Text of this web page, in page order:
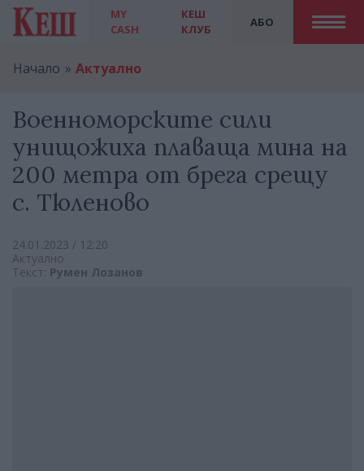
MY
CASH
АБО
КЕШ
КЛУБ
Начало Актуално
Военноморските сили
унищожиха плаваща мина на
200 метра от брега срещу
с. Тюленово
24.01.2023 / 12:20
Актуално
Текст: Румен Лозанов